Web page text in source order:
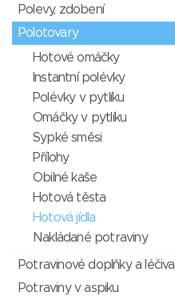
Polevy, zdobení
Polotovary
Hotové omáčky
Instantní polévky
Polévky v pytlíku
Omáčky v pytlíku
Sypké směsi
Přílohy
Obilné kaše
Hotová těsta
Hotová jídla
Nakládané potraviny
Potravinové doplňky a léčiva
Potraviny v aspiku